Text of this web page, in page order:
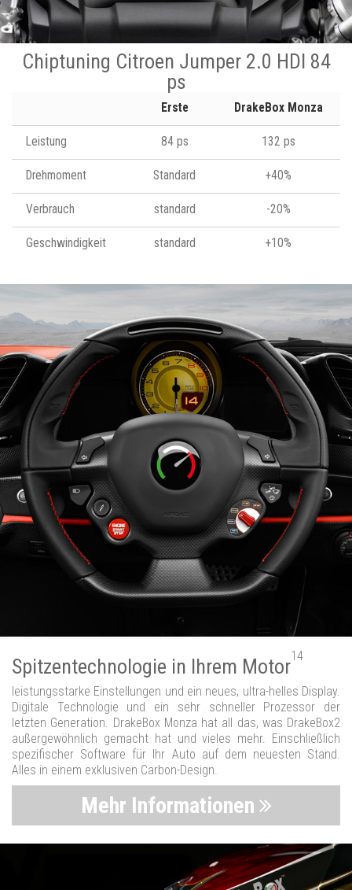
Chiptuning Citroen Jumper 2.0 HDI 84
ps
Erste DrakeBox Monza
Leistung 84 ps 132 ps
Drehmoment Standard +40%
Verbrauch standard -20%
Geschwindigkeit standard +10%
Spitzentechnologie in Ihrem Motor14
leistungsstarke Einstellungen und ein neues, ultra-helles Display.
Digitale Technologie und ein sehr schneller Prozessor der
letzten Generation. DrakeBox Monza hat all das, was DrakeBox2
außergewöhnlich gemacht hat und vieles mehr. Einschließlich
spezifischer Software für Ihr Auto auf dem neuesten Stand.
Alles in einem exklusiven Carbon-Design.
Mehr Informationen